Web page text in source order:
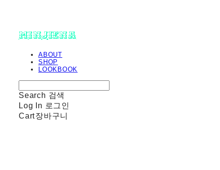
minjiena
ABOUT
SHOP
LOOKBOOK
Search 검색
Log In 로그인
Cart장바구니